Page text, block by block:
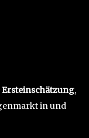
,
in und